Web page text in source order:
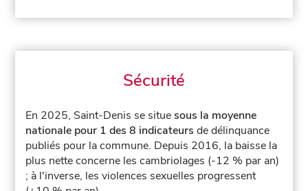
Sécurité
En 2025, Saint-Denis se situesous la moyenne
nationale pour 1 des 8 indicateurs de délinquance
publiés pour la commune. Depuis 2016, la baisse la
plus nette concerne les cambriolages (-12 % par an)
; à l'inverse, les violences sexuelles progressent